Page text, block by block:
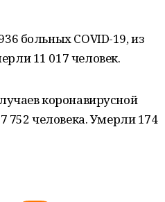
больных COVID-19, из
11 017 человек.
коронавирусной
752 человека. Умерли 174